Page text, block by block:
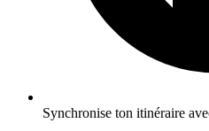
Synchronise ton itinéraire